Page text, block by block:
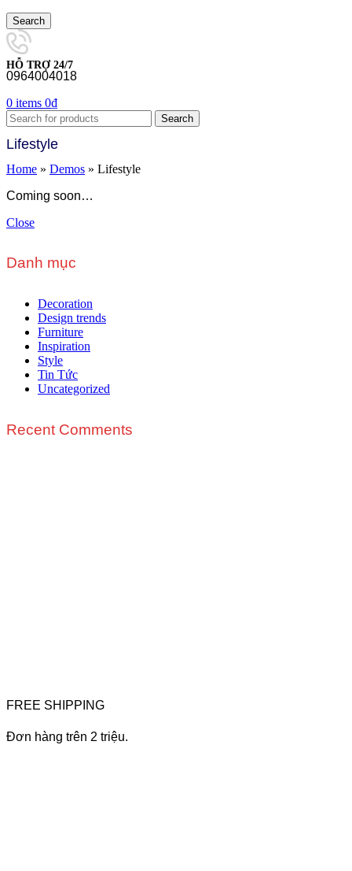
Search
HỖ TRỢ 24/7
0964004018
0 items 0₫
Search
Lifestyle
Home » Demos » Lifestyle
Coming soon…
Close
Danh mục
Decoration
Design trends
Furniture
Inspiration
Style
Tin Tức
Uncategorized
Recent Comments
FREE SHIPPING
Đơn hàng trên 2 triệu.